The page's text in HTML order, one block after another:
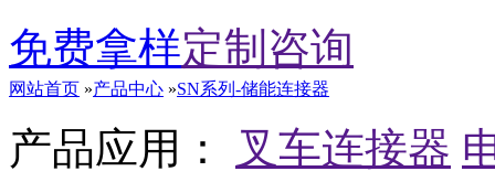
免费拿样定制咨询
网站首页 »产品中心 »SN系列-储能连接器
产品应用： 叉车连接器